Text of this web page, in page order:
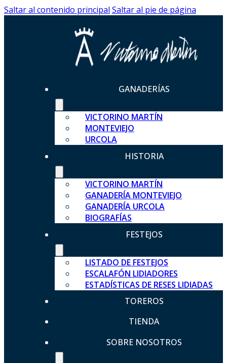
Saltar al contenido principal Saltar al pie de página
GANADERÍAS
VICTORINO MARTÍN
MONTEVIEJO
URCOLA
HISTORIA
VICTORINO MARTÍN
GANADERÍA MONTEVIEJO
GANADERÍA URCOLA
BIOGRAFÍAS
FESTEJOS
LISTADO DE FESTEJOS
ESCALAFÓN LIDIADORES
ESTADÍSTICAS DE RESES LIDIADAS
TOREROS
TIENDA
SOBRE NOSOTROS